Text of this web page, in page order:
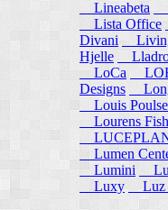
Lineabeta
Lista Office
Divani
Hjelle
LoCa
Designs
Louis
Lourens
Lumen
Lumini
Luxy
Luz